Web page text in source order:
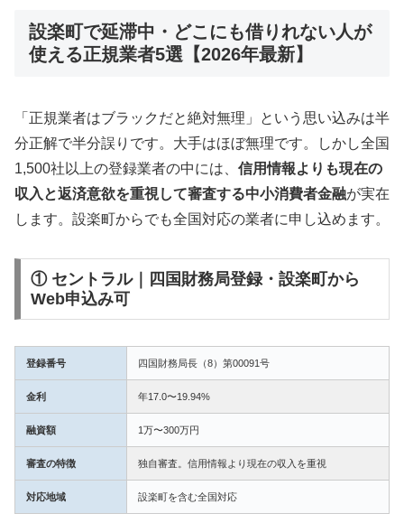
設楽町で延滞中・どこにも借りれない人が
使える正規業者5選【2026年最新】
「正規業者はブラックだと絶対無理」という思い込みは半
分正解で半分誤りです。大手はほぼ無理です。しかし全国
1,500社以上の登録業者の中には、 信用情報よりも現在の
収入と返済意欲を重視して審査する中小消費者金融が実在
します。設楽町からでも全国対応の業者に申し込めます。
① セントラル｜四国財務局登録・設楽町から
Web申込み可
登録番号 四国財務局長（8）第00091号
金利 年17.0〜19.94%
融資額 1万〜300万円
審査の特徴 独自審査。信用情報より現在の収入を重視
対応地域 設楽町を含む全国対応